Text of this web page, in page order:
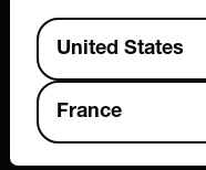
Available Locations
United States
France